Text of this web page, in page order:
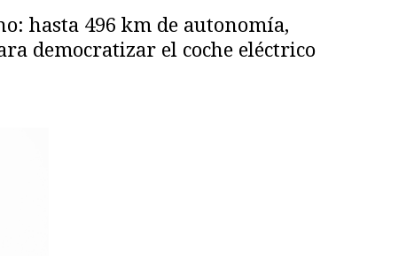
hasta 496 km de autonomía,
democratizar el coche eléctrico